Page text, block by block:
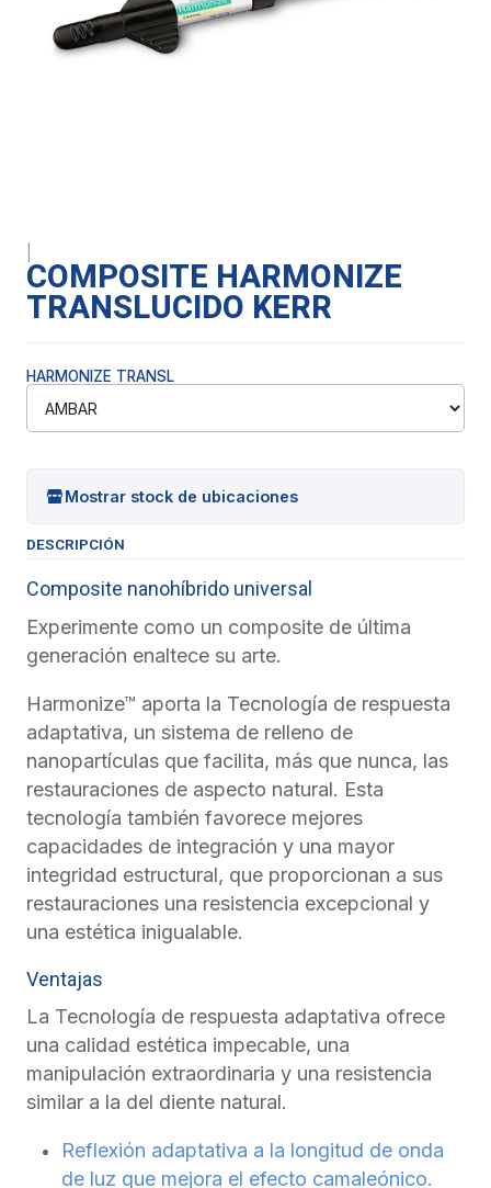
COMPOSITE HARMONIZE
TRANSLUCIDO KERR
HARMONIZE TRANSL
Mostrar stock de ubicaciones
DESCRIPCIÓN
Composite nanohíbrido universal
Experimente como un composite de última
generación enaltece su arte.
Harmonize™ aporta la Tecnología de respuesta
adaptativa, un sistema de relleno de
nanopartículas que facilita, más que nunca, las
restauraciones de aspecto natural. Esta
tecnología también favorece mejores
capacidades de integración y una mayor
integridad estructural, que proporcionan a sus
restauraciones una resistencia excepcional y
una estética inigualable.
Ventajas
La Tecnología de respuesta adaptativa ofrece
una calidad estética impecable, una
manipulación extraordinaria y una resistencia
similar a la del diente natural.
Reflexión adaptativa a la longitud de onda
de luz que mejora el efecto camaleónico.